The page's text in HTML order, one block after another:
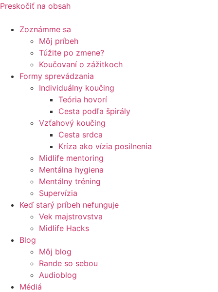
Preskočiť na obsah
Zoznámme sa
Môj príbeh
Túžite po zmene?
Koučovaní o zážitkoch
Formy sprevádzania
Individuálny koučing
Teória hovorí
Cesta podľa špirály
Vzťahový koučing
Cesta srdca
Kríza ako vízia posilnenia
Midlife mentoring
Mentálna hygiena
Mentálny tréning
Supervízia
Keď starý príbeh nefunguje
Vek majstrovstva
Midlife Hacks
Blog
Môj blog
Rande so sebou
Audioblog
Médiá